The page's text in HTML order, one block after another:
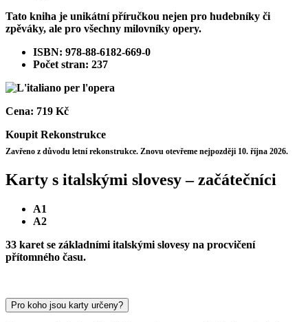
Tato kniha je unikátní příručkou nejen pro hudebníky či
zpěváky, ale pro všechny milovníky opery.
ISBN: 978-88-6182-669-0
Počet stran: 237
Cena: 719 Kč
Koupit Rekonstrukce
Zavřeno z důvodu letní rekonstrukce. Znovu otevřeme nejpozději 10. října 2026.
Karty s italskými slovesy – začátečníci
A1
A2
33 karet se základními italskými slovesy na procvičení
přítomného času.
Pro koho jsou karty určeny?